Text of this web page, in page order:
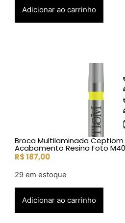
Adicionar ao carrinho
Broca Multilaminada Ceptiom
Acabamento Resina Foto
R$187,00
29 em estoque
Adicionar ao carrinho